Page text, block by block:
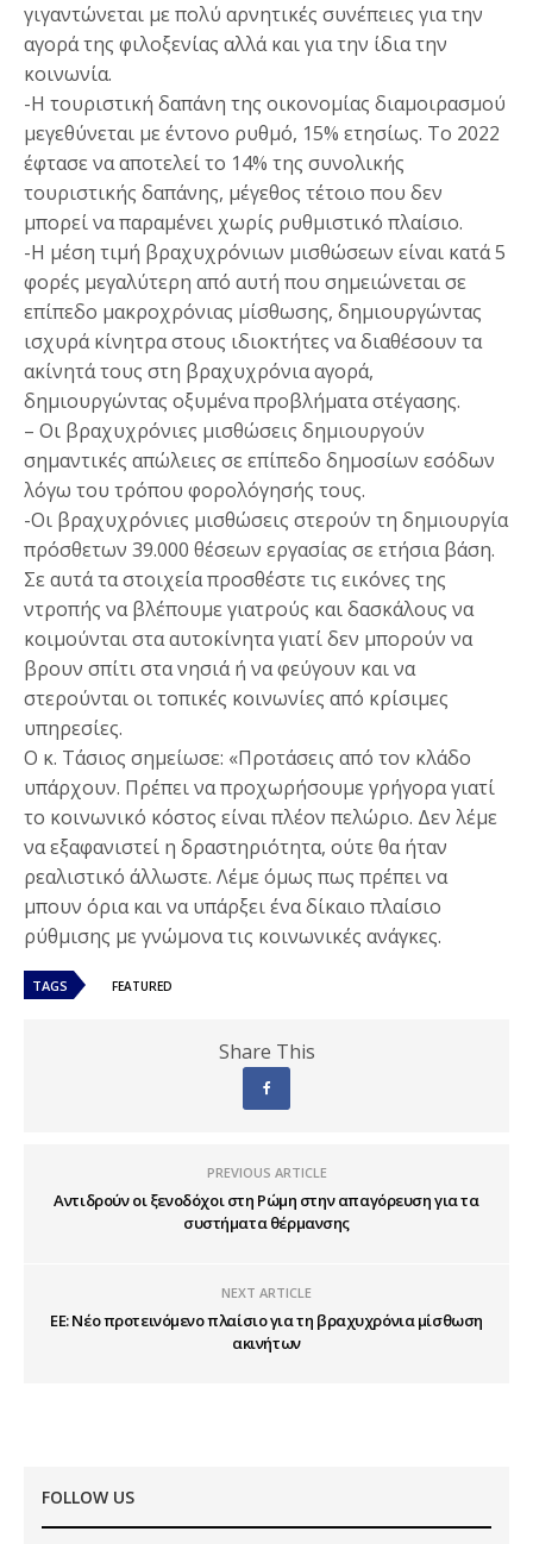
γιγαντώνεται με πολύ αρνητικές συνέπειες για την
αγορά της φιλοξενίας αλλά και για την ίδια την
κοινωνία.
-Η τουριστική δαπάνη της οικονομίας διαμοιρασμού
μεγεθύνεται με έντονο ρυθμό, 15% ετησίως. Το 2022
έφτασε να αποτελεί το 14% της συνολικής
τουριστικής δαπάνης, μέγεθος τέτοιο που δεν
μπορεί να παραμένει χωρίς ρυθμιστικό πλαίσιο.
-Η μέση τιμή βραχυχρόνιων μισθώσεων είναι κατά 5
φορές μεγαλύτερη από αυτή που σημειώνεται σε
επίπεδο μακροχρόνιας μίσθωσης, δημιουργώντας
ισχυρά κίνητρα στους ιδιοκτήτες να διαθέσουν τα
ακίνητά τους στη βραχυχρόνια αγορά,
δημιουργώντας οξυμένα προβλήματα στέγασης.
– Οι βραχυχρόνιες μισθώσεις δημιουργούν
σημαντικές απώλειες σε επίπεδο δημοσίων εσόδων
λόγω του τρόπου φορολόγησής τους.
-Οι βραχυχρόνιες μισθώσεις στερούν τη δημιουργία
πρόσθετων 39.000 θέσεων εργασίας σε ετήσια βάση.
Σε αυτά τα στοιχεία προσθέστε τις εικόνες της
ντροπής να βλέπουμε γιατρούς και δασκάλους να
κοιμούνται στα αυτοκίνητα γιατί δεν μπορούν να
βρουν σπίτι στα νησιά ή να φεύγουν και να
στερούνται οι τοπικές κοινωνίες από κρίσιμες
υπηρεσίες.
Ο κ. Τάσιος σημείωσε: «Προτάσεις από τον κλάδο
υπάρχουν. Πρέπει να προχωρήσουμε γρήγορα γιατί
το κοινωνικό κόστος είναι πλέον πελώριο. Δεν λέμε
να εξαφανιστεί η δραστηριότητα, ούτε θα ήταν
ρεαλιστικό άλλωστε. Λέμε όμως πως πρέπει να
μπουν όρια και να υπάρξει ένα δίκαιο πλαίσιο
ρύθμισης με γνώμονα τις κοινωνικές ανάγκες.
TAGS FEATURED
Share This
PREVIOUS ARTICLE
Αντιδρούν οι ξενοδόχοι στη Ρώμη στην απαγόρευση για τα
συστήματα θέρμανσης
NEXT ARTICLE
ΕΕ: Νέο προτεινόμενο πλαίσιο για τη βραχυχρόνια μίσθωση
ακινήτων
FOLLOW US